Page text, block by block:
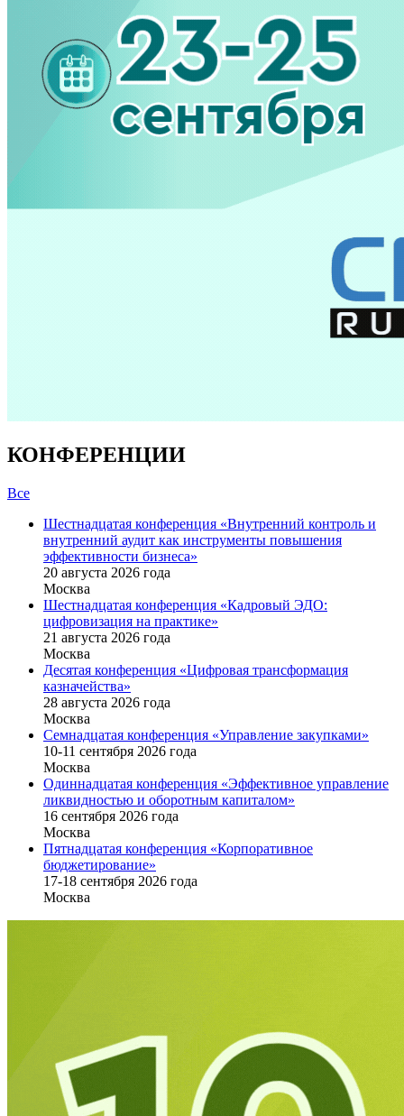
КОНФЕРЕНЦИИ
Все
Шестнадцатая конференция «Внутренний контроль и
внутренний аудит как инструменты повышения
эффективности бизнеса»
20 августа 2026 года
Москва
Шестнадцатая конференция «Кадровый ЭДО:
цифровизация на практике»
21 августа 2026 года
Москва
Десятая конференция «Цифровая трансформация
казначейства»
28 августа 2026 года
Москва
Семнадцатая конференция «Управление закупками»
10-11 сентября 2026 года
Москва
Одиннадцатая конференция «Эффективное управление
ликвидностью и оборотным капиталом»
16 cентября 2026 года
Москва
Пятнадцатая конференция «Корпоративное
бюджетирование»
17-18 сентября 2026 года
Москва